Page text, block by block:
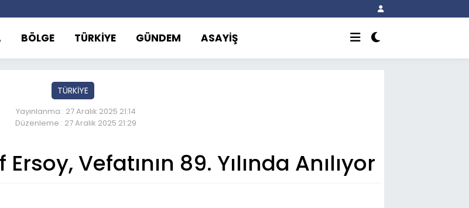
BÖLGE TÜRKİYE GÜNDEM ASAYİŞ
TÜRKİYE
Yayınlanma : 27 Aralık 2025 21:14
Düzenleme : 27 Aralık 2025 21:29
Vefatının 89. Yılında Anılıyor